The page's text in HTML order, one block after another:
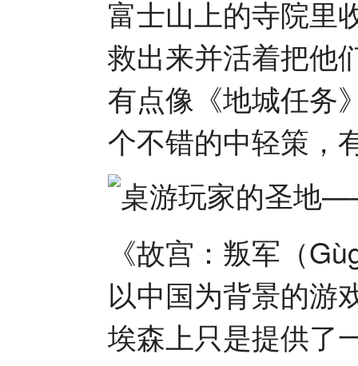
富士山上的寺院里
救出来并活着把他
有点像《地城任务
个不错的中轻策，
《故宫：叛军（
以中国为背景的游
埃森上只是提供了